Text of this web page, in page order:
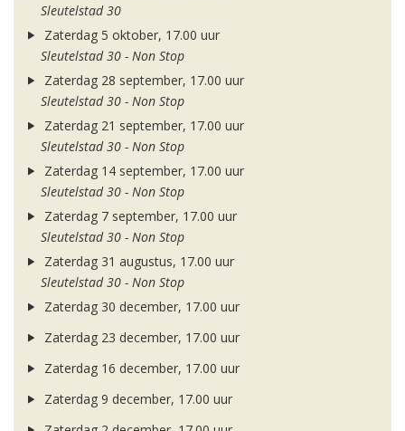
Sleutelstad 30
Zaterdag 5 oktober, 17.00 uur
Sleutelstad 30 - Non Stop
Zaterdag 28 september, 17.00 uur
Sleutelstad 30 - Non Stop
Zaterdag 21 september, 17.00 uur
Sleutelstad 30 - Non Stop
Zaterdag 14 september, 17.00 uur
Sleutelstad 30 - Non Stop
Zaterdag 7 september, 17.00 uur
Sleutelstad 30 - Non Stop
Zaterdag 31 augustus, 17.00 uur
Sleutelstad 30 - Non Stop
Zaterdag 30 december, 17.00 uur
Zaterdag 23 december, 17.00 uur
Zaterdag 16 december, 17.00 uur
Zaterdag 9 december, 17.00 uur